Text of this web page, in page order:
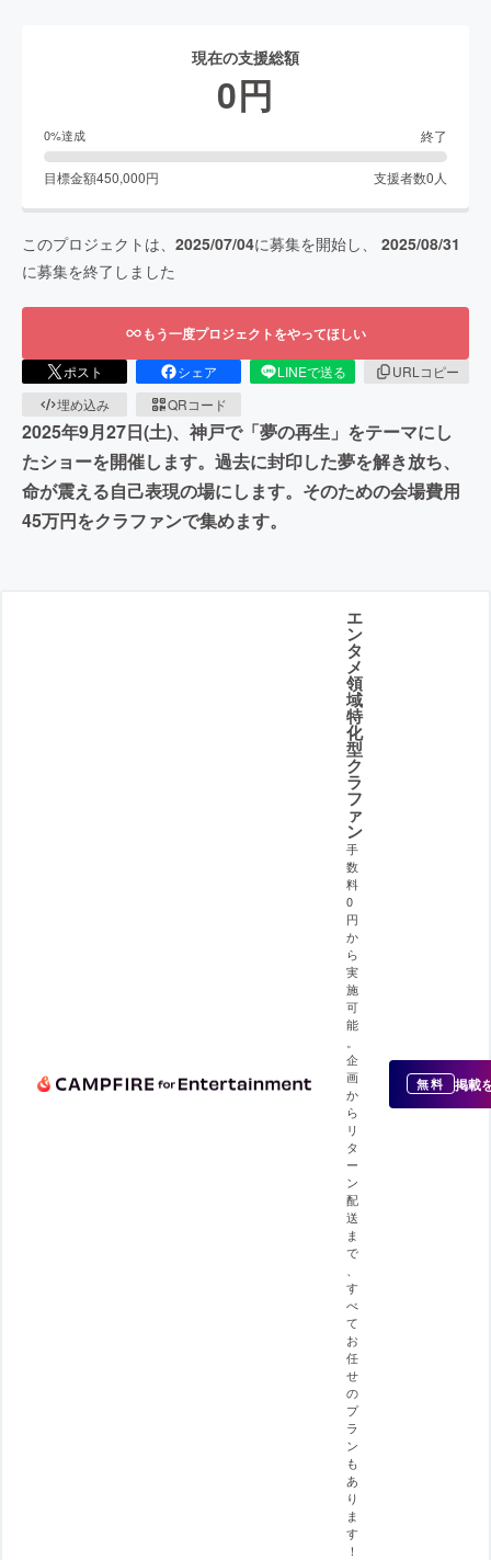
現在の支援総額
0円
0%達成 終了
目標金額450,000円 支援者数0 人
このプロジェクトは、 2025/07/04に募集を開始し、 2025/08/31
に募集を終了しました
もう一度プロジェクトをやってほしい
ポスト シェア LINEで送る
URLコピー
埋め込み
QRコード
2025年9月27日(土)、神戸で「夢の再生」をテーマにし
たショーを開催します。過去に封印した夢を解き放ち、
命が震える自己表現の場にします。そのための会場費用
45万円をクラファンで集めます。
エ
ン
タ
メ
領
域
特
化
型
ク
ラ
フ
ァ
ン
手
数
料
0
円
か
ら
実
施
可
能
企
画
か
ら
リ
タ
ー
ン
配
送
ま
で
す
べ
て
お
任
せ
の
プ
ラ
ン
も
あ
り
ま
す
！
無料 掲載